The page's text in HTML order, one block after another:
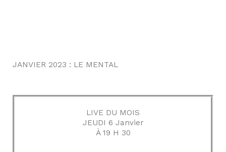
JANVIER 2023 : LE MENTAL
LIVE DU MOIS
JEUDI 6 Janvier
À 19 H 30